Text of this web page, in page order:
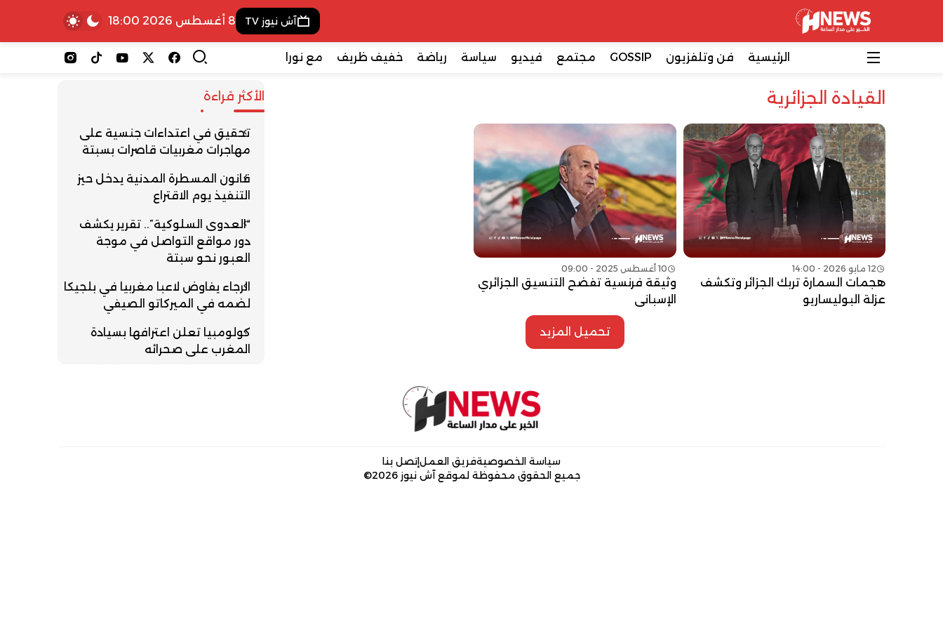
آش نيوز TV 8 أغسطس 2026 18:00
الرئيسية فن وتلفزيون GOSSIP مجتمع فيديو سياسة رياضة خفيف ظريف مع نورا
القيادة الجزائرية
12 مايو 2026 - 14:00
هجمات السمارة تربك الجزائر وتكشف
عزلة البوليساريو
10 أغسطس 2025 - 09:00
وثيقة فرنسية تفضح التنسيق الجزائري
الإسباني
تحميل المزيد
الأكثر قراءة
تحقيق في اعتداءات جنسية على
مهاجرات مغربيات قاصرات بسبتة
قانون المسطرة المدنية يدخل حيز
التنفيذ يوم الاقتراع
“العدوى السلوكية”.. تقرير يكشف
دور مواقع التواصل في موجة
العبور نحو سبتة
الرجاء يفاوض لاعبا مغربيا في بلجيكا
لضمه في الميركاتو الصيفي
كولومبيا تعلن اعترافها بسيادة
المغرب على صحرائه
سياسة الخصوصيةفريق العملإتصل بنا
جميع الحقوق محفوظة لموقع آش نيوز 2026©